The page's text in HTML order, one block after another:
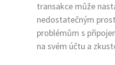
transakce může
nedostatečným
problémům s
na svém účtu a